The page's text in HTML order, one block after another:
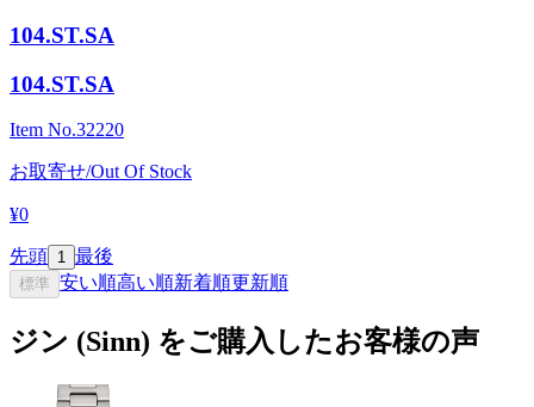
104.ST.SA
104.ST.SA
Item No.32220
お取寄せ/Out Of Stock
¥0
先頭 1 最後
標準 安い順高い順新着順更新順
ジン (Sinn) をご購入したお客様の声